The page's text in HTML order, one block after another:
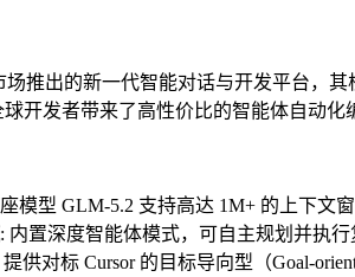
推出的新一代智能对话与开发平台，
开发者带来了高性价比的智能体自动化
模型 GLM-5.2 支持高达 1M+ 的上下文
: 内置深度智能体模式，可自主规划并执
提供对标 Cursor 的目标导向型（Goal-